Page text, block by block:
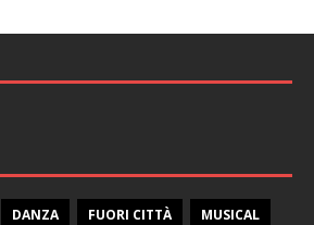
DANZA FUORI CITTÀ MUSICAL